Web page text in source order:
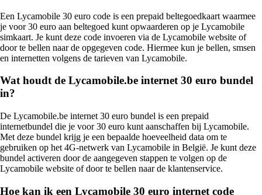
Een Lycamobile 30 euro code is een prepaid beltegoedkaart waarmee
je voor 30 euro aan beltegoed kunt opwaarderen op je Lycamobile
simkaart. Je kunt deze code invoeren via de Lycamobile website of
door te bellen naar de opgegeven code. Hiermee kun je bellen, smsen
en internetten volgens de tarieven van Lycamobile.
Wat houdt de Lycamobile.be internet 30 euro bundel
in?
De Lycamobile.be internet 30 euro bundel is een prepaid
internetbundel die je voor 30 euro kunt aanschaffen bij Lycamobile.
Met deze bundel krijg je een bepaalde hoeveelheid data om te
gebruiken op het 4G-netwerk van Lycamobile in België. Je kunt deze
bundel activeren door de aangegeven stappen te volgen op de
Lycamobile website of door te bellen naar de klantenservice.
Hoe kan ik een Lycamobile 30 euro internet code